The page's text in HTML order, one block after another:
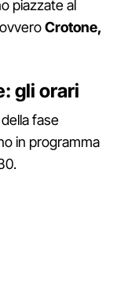
piazzate al
Crotone,
gli orari
fase
in programma